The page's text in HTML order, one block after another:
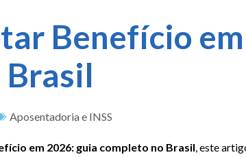
Benefício
Brasil
Aposentadoria e INSS
em 2026: guia completo no Brasil, este